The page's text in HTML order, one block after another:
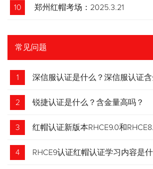
10 郑州红帽考场：2025.3.21
常见问题
1 深信服认证是什么？深信服认证含
2 锐捷认证是什么？含金量高吗？
3 红帽认证新版本RHCE9.0和
4 RHCE9认证红帽认证学习内容是